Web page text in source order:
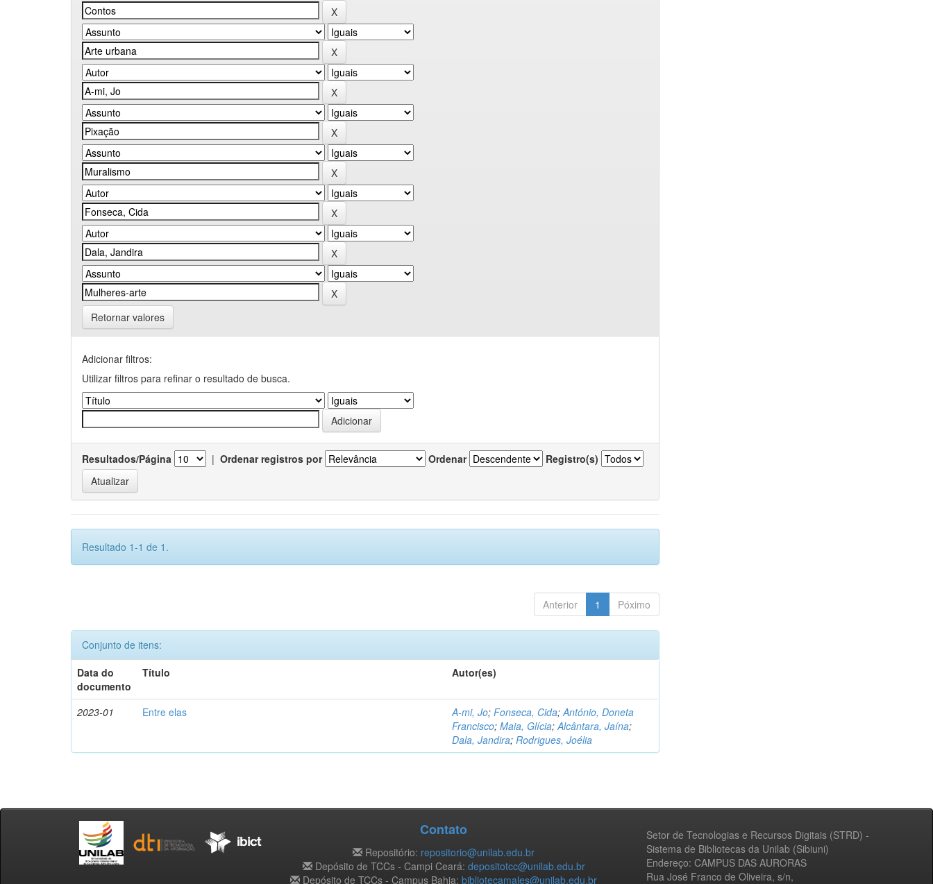
Retornar valores
Adicionar filtros:
Utilizar filtros para refinar o resultado de busca.
Resultados/Página | Ordenar registros por Ordenar Registro(s)
Resultado 1-1 de 1.
Anterior 1 Póximo
Conjunto de itens:
Data do
documento
Título Autor(es)
2023-01 Entre elas A-mi, Jo;Fonseca, Cida;António, Doneta
Francisco;Maia, Glícia;Alcântara, Jaína;
Dala, Jandira;Rodrigues, Joélia
Setor de Tecnologias e Recursos Digitais (STRD) -
Sistema de Bibliotecas da Unilab (Sibiuni)
Endereço: CAMPUS DAS AURORAS
Rua José Franco de Oliveira, s/n,
Contato
Repositório: repositorio@unilab.edu.br
Depósito de TCCs - Campi Ceará: depositotcc@unilab.edu.br
Depósito de TCCs - Campus Bahia: bibliotecamales@unilab.edu.br